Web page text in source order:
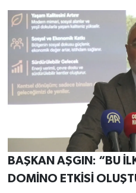
BAŞKAN AŞGIN: “BU
DOMİNO ETKİSİ